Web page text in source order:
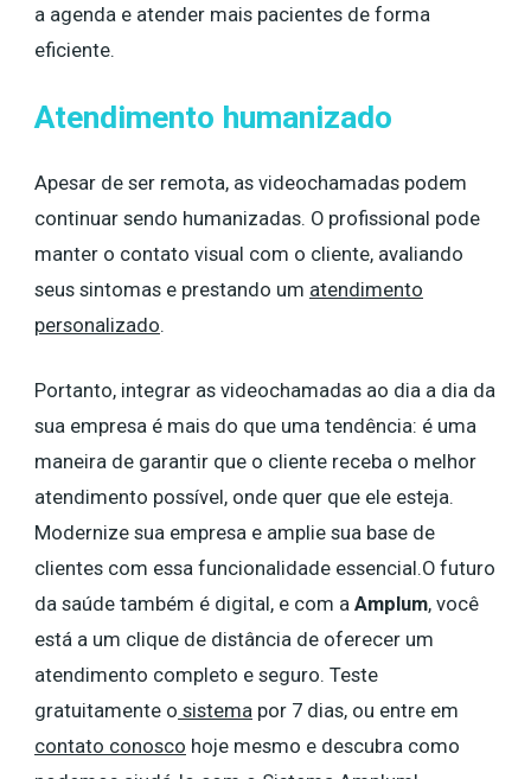
a agenda e atender mais pacientes de forma
eficiente.
Atendimento humanizado
Apesar de ser remota, as videochamadas podem
continuar sendo humanizadas. O profissional pode
manter o contato visual com o cliente, avaliando
seus sintomas e prestando um atendimento
personalizado.
Portanto, integrar as videochamadas ao dia a dia da
sua empresa é mais do que uma tendência: é uma
maneira de garantir que o cliente receba o melhor
atendimento possível, onde quer que ele esteja.
Modernize sua empresa e amplie sua base de
clientes com essa funcionalidade essencial.O futuro
da saúde também é digital, e com a Amplum, você
está a um clique de distância de oferecer um
atendimento completo e seguro. Teste
gratuitamente o sistema por 7 dias, ou entre em
contato conosco hoje mesmo e descubra como